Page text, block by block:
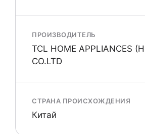
ПРОИЗВОДИТЕЛЬ
TCL HOME APPLIANCES
CO.LTD
СТРАНА ПРОИСХОЖДЕНИЯ
Китай